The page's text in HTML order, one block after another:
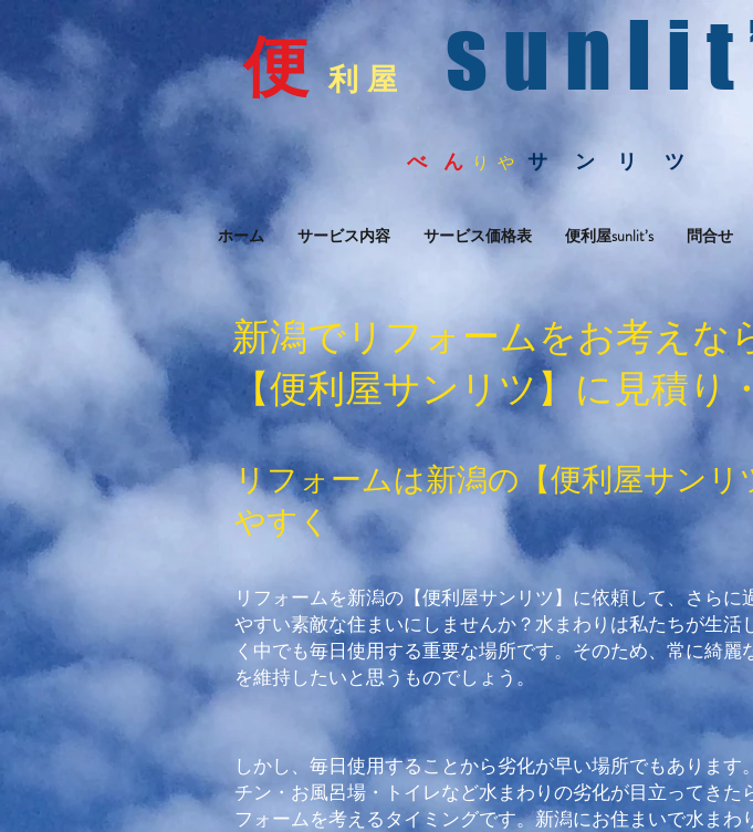
便利 屋 s u n l i t
べ んり や サ ン リ ツ
ホーム サービス内容 サービス価格表 便利屋sunlit’s 問合せ
新潟でリフォームをお考えな
【便利屋サンリツ】に見積り
リフォームは新潟の【便利屋サン
やすく
リフォームを新潟の【便利屋サンリツ】に依頼して、さらに
やすい素敵な住まいにしませんか？水まわりは私たちが生活
く中でも毎日使用する重要な場所です。そのため、常に綺麗
を維持したいと思うものでしょう。
しかし、毎日使用することから劣化が早い場所でもあります
チン・お風呂場・トイレなど水まわりの劣化が目立ってきた
フォームを考えるタイミングです。新潟にお住まいで水まわ